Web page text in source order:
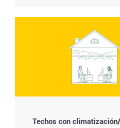
Techos con